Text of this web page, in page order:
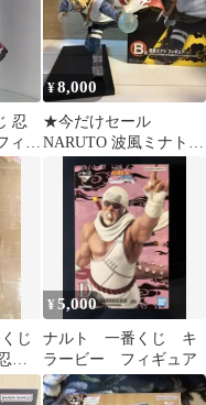
忍
ィギ
¥8,000
★今だけセール
NARUTO 波風ミナト
フィギュア 一番くじ 送
料無料
じ
ノ
ト
¥5,000
ナルト 一番くじ キ
ラービー フィギュア